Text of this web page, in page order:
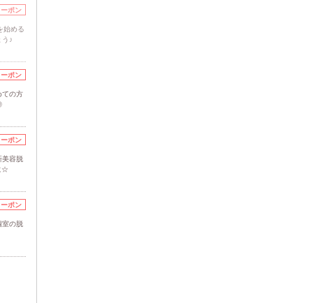
ポン
始める
♪
ポン
ての方
ポン
美容脱
☆
ポン
室の脱